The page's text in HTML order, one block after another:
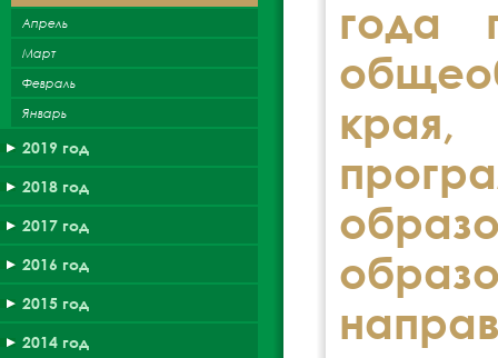
Апрель
Март
Февраль
Январь
2019 год
2018 год
2017 год
2016 год
2015 год
2014 год
года
края,